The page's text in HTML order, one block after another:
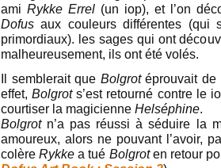
ami Rykke Errel (un iop), et l’on
Dofus aux couleurs différentes (qui
primordiaux). les sages qui ont
malheureusement, ils ont été volés.
Il semblerait que Bolgrotéprouvait de
effet,Bolgrots’est retourné contre le
courtiser la magicienne Helséphine.
Bolgrotn’a pas réussi à séduire la
amoureux, alors ne pouvant l’avoir,
colèreRykke a tué Bolgroten retour